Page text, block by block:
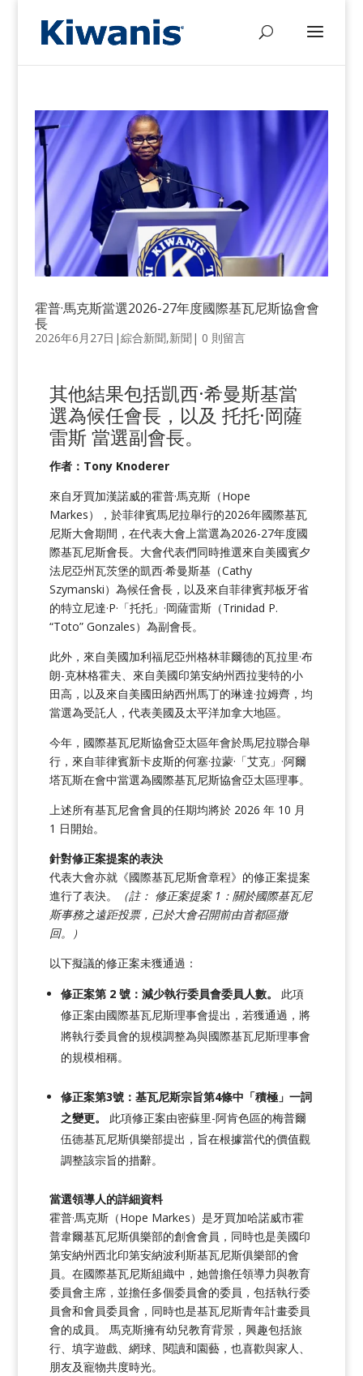
霍普·馬克斯當選2026-27年度國際基瓦尼斯協會會
長
2026年6月27日 |綜合新聞,新聞| 0 則留言
其他結果包括凱西·希曼斯基當
選為候任會長，以及 托托·岡薩
雷斯當選副會長。
作者：Tony Knoderer
來自牙買加漢諾威的霍普·馬克斯（Hope
Markes），於菲律賓馬尼拉舉行的2026年國際基瓦
尼斯大會期間，在代表大會上當選為2026-27年度國
際基瓦尼斯會長。大會代表們同時推選來自美國賓夕
法尼亞州瓦茨堡的凱西·希曼斯基（Cathy
Szymanski）為候任會長，以及來自菲律賓邦板牙省
的特立尼達·P·「托托」·岡薩雷斯（Trinidad P.
“Toto” Gonzales）為副會長。
此外，來自美國加利福尼亞州格林菲爾德的瓦拉里·布
朗-克林格霍夫、來自美國印第安納州西拉斐特的小
田高，以及來自美國田納西州馬丁的琳達·拉姆齊，均
當選為受託人，代表美國及太平洋加拿大地區。
今年，國際基瓦尼斯協會亞太區年會於馬尼拉聯合舉
行，來自菲律賓新卡皮斯的何塞·拉蒙·「艾克」·阿爾
塔瓦斯在會中當選為國際基瓦尼斯協會亞太區理事。
上述所有基瓦尼會會員的任期均將於 2026 年 10 月
1 日開始。
針對修正案提案的表決
代表大會亦就《國際基瓦尼斯會章程》的修正案提案
進行了表決。
（註： 修正案提案 1：關於國際基瓦尼
斯事務之遠距投票，已於大會召開前由首都區撤
回。）
以下擬議的修正案未獲通過：
修正案第 2 號：減少執行委員會委員人數。 此項
修正案由國際基瓦尼斯理事會提出，若獲通過，將
將執行委員會的規模調整為與國際基瓦尼斯理事會
的規模相稱。
修正案第3號：基瓦尼斯宗旨第4條中「積極」一詞
之變更。
此項修正案由密蘇里-阿肯色區的梅普爾
伍德基瓦尼斯俱樂部提出，旨在根據當代的價值觀
調整該宗旨的措辭。
當選領導人的詳細資料
霍普·馬克斯（Hope Markes）是牙買加哈諾威市霍
普韋爾基瓦尼斯俱樂部的創會會員，同時也是美國印
第安納州西北印第安納波利斯基瓦尼斯俱樂部的會
員。在國際基瓦尼斯組織中，她曾擔任領導力與教育
委員會主席，並擔任多個委員會的委員，包括執行委
員會和會員委員會，同時也是基瓦尼斯青年計畫委員
會的成員。
馬克斯擁有幼兒教育背景，興趣包括旅
行、填字遊戲、網球、閱讀和園藝，也喜歡與家人、
朋友及寵物共度時光。